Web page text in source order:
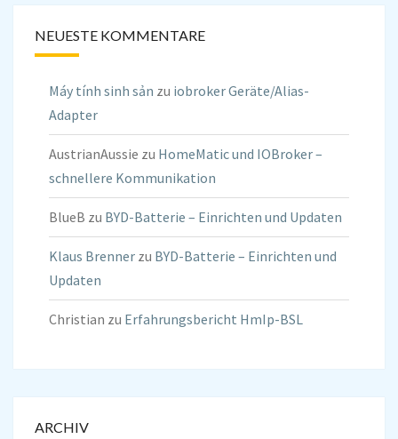
NEUESTE KOMMENTARE
Máy tính sinh sản zu iobroker Geräte/Alias-
Adapter
AustrianAussie zu HomeMatic und IOBroker –
schnellere Kommunikation
BlueB zu BYD-Batterie – Einrichten und Updaten
Klaus Brenner zu BYD-Batterie – Einrichten und
Updaten
Christian zu Erfahrungsbericht HmIp-BSL
ARCHIV